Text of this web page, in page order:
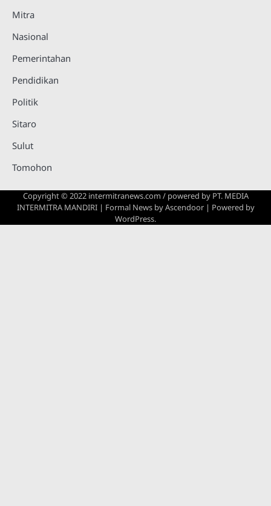
Mitra
Nasional
Pemerintahan
Pendidikan
Politik
Sitaro
Sulut
Tomohon
Copyright © 2022 intermitranews.com / powered by PT. MEDIA
INTERMITRA MANDIRI| Formal News byAscendoor| Powered by
WordPress.